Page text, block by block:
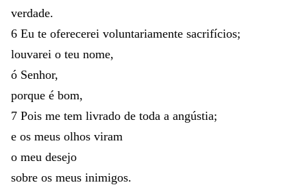
verdade.
6 Eu te oferecerei voluntariamente sacrifícios;
louvarei o teu nome,
ó Senhor,
porque é bom,
7 Pois me tem livrado de toda a angústia;
e os meus olhos viram
o meu desejo
sobre os meus inimigos.